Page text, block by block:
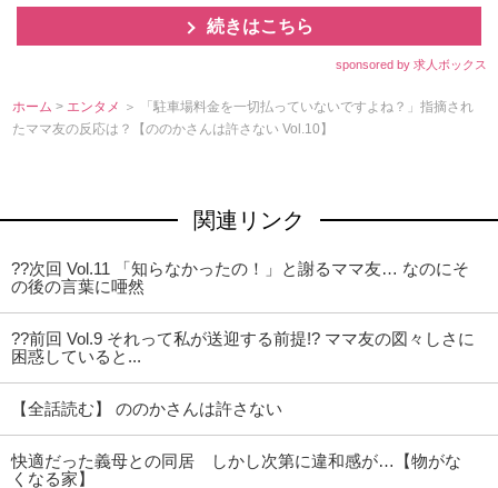
続きはこちら
sponsored by 求人ボックス
ホーム > エンタメ ＞ 「駐車場料金を一切払っていないですよね？」指摘され
たママ友の反応は？【ののかさんは許さない Vol.10】
関連リンク
??次回 Vol.11 「知らなかったの！」と謝るママ友… なのにそ
の後の言葉に唖然
??前回 Vol.9 それって私が送迎する前提!? ママ友の図々しさに
困惑していると...
【全話読む】 ののかさんは許さない
快適だった義母との同居 しかし次第に違和感が…【物がな
くなる家】